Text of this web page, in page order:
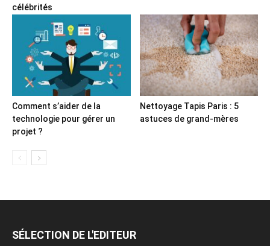
célébrités
Comment s’aider de la
technologie pour gérer un
projet ?
Nettoyage Tapis Paris : 5
astuces de grand-mères
SÉLECTION DE L'EDITEUR